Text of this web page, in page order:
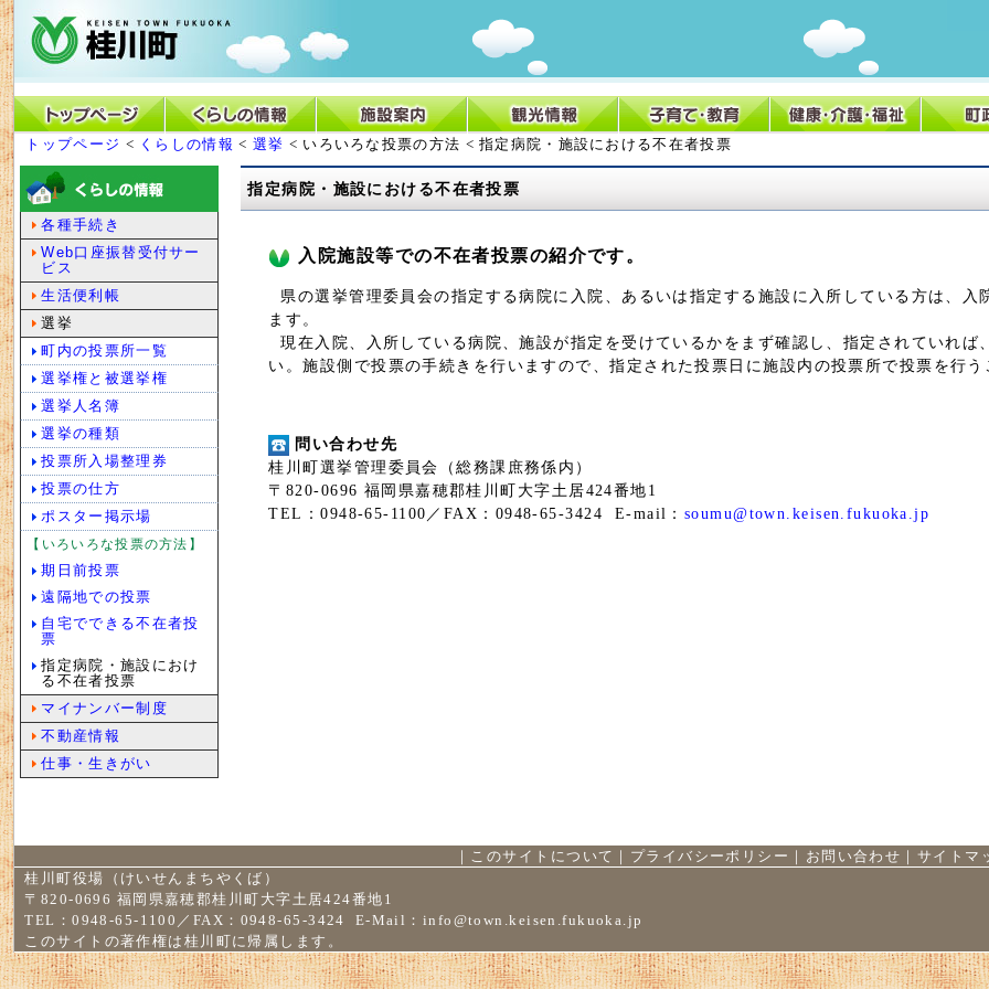
トップページ < くらしの情報 < 選挙 < いろいろな投票の方法 < 指定病院・施設における不在者投票
指定病院・施設における不在者投票
入院施設等での不在者投票の紹介です。
県の選挙管理委員会の指定する病院に入院、あるいは指定する施設に入所している方は、
ます。
現在入院、入所している病院、施設が指定を受けているかをまず確認し、指定されていれ
い。施設側で投票の手続きを行いますので、指定された投票日に施設内の投票所で投票を行
問い合わせ先
桂川町選挙管理委員会（総務課庶務係内）
〒820-0696 福岡県嘉穂郡桂川町大字土居424番地1
TEL：0948-65-1100／FAX：0948-65-3424 E-mail： soumu@town.keisen.fukuoka.jp
各種手続き
Web口座振替受付サー
ビス
生活便利帳
選挙
町内の投票所一覧
選挙権と被選挙権
選挙人名簿
選挙の種類
投票所入場整理券
投票の仕方
ポスター掲示場
【いろいろな投票の方法】
期日前投票
遠隔地での投票
自宅でできる不在者投
票
指定病院・施設におけ
る不在者投票
マイナンバー制度
不動産情報
仕事・生きがい
｜ このサイトについて ｜ プライバシーポリシー ｜ お問い合わせ ｜ サイトマ
桂川町役場（けいせんまちやくば）
〒820-0696 福岡県嘉穂郡桂川町大字土居424番地1
TEL：0948-65-1100／FAX：0948-65-3424 E-Mail： info@town.keisen.fukuoka.jp
このサイトの著作権は桂川町に帰属します。